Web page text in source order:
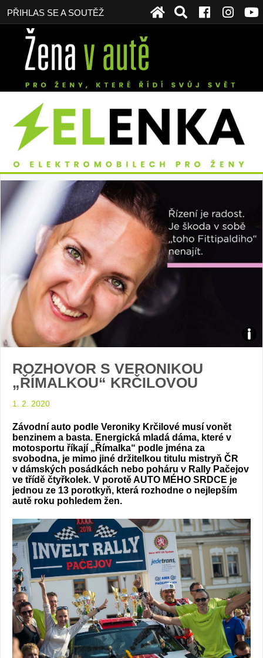
PŘIHLAS SE A SOUTĚŽ
ROZHOVOR S VERONIKOU
„ŘÍMALKOU“ KRČILOVOU
1. 2. 2020
Závodní auto podle Veroniky Krčilové musí vonět
benzinem a basta. Energická mladá dáma, které v
motosportu říkají „Římalka“ podle jména za
svobodna, je mimo jiné držitelkou titulu mistryň ČR
v dámských posádkách nebo poháru v Rally Pačejov
ve třídě čtyřkolek. V porotě AUTO MÉHO SRDCE je
jednou ze 13 porotkyň, která rozhodne o nejlepším
autě roku pohledem žen.